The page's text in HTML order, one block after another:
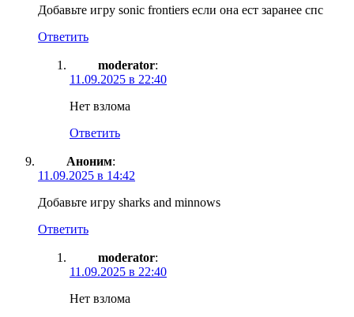
Добавьте игру sonic frontiers если она ест заранее спс
Ответить
moderator:
11.09.2025 в 22:40
Нет взлома
Ответить
Аноним:
11.09.2025 в 14:42
Добавьте игру sharks and minnows
Ответить
moderator:
11.09.2025 в 22:40
Нет взлома